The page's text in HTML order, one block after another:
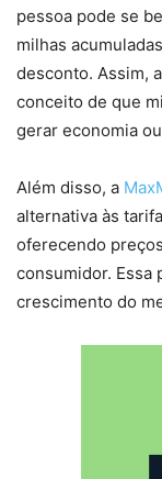
pessoa pode se
milhas
desconto. Assim,
conceito de que
gerar economia
Além disso, a
alternativa às
oferecendo
consumidor. Essa
crescimento do